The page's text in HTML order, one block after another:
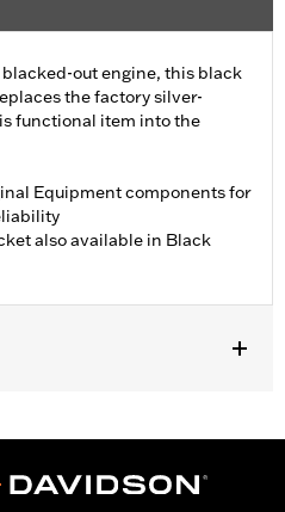
out engine, this black
the factory silver-
functional item into the
Equipment components for
also available in Black